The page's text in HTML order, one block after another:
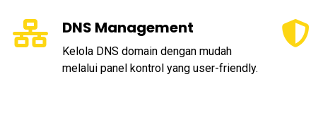
DNS Management
Kelola DNS domain dengan mudah
melalui panel kontrol yang user-friendly.